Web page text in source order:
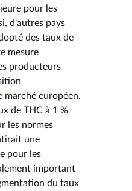
pour les
d'autres pays
des taux de
mesure
producteurs
marché européen.
de THC à 1 %
les normes
une
pour les
important
du taux